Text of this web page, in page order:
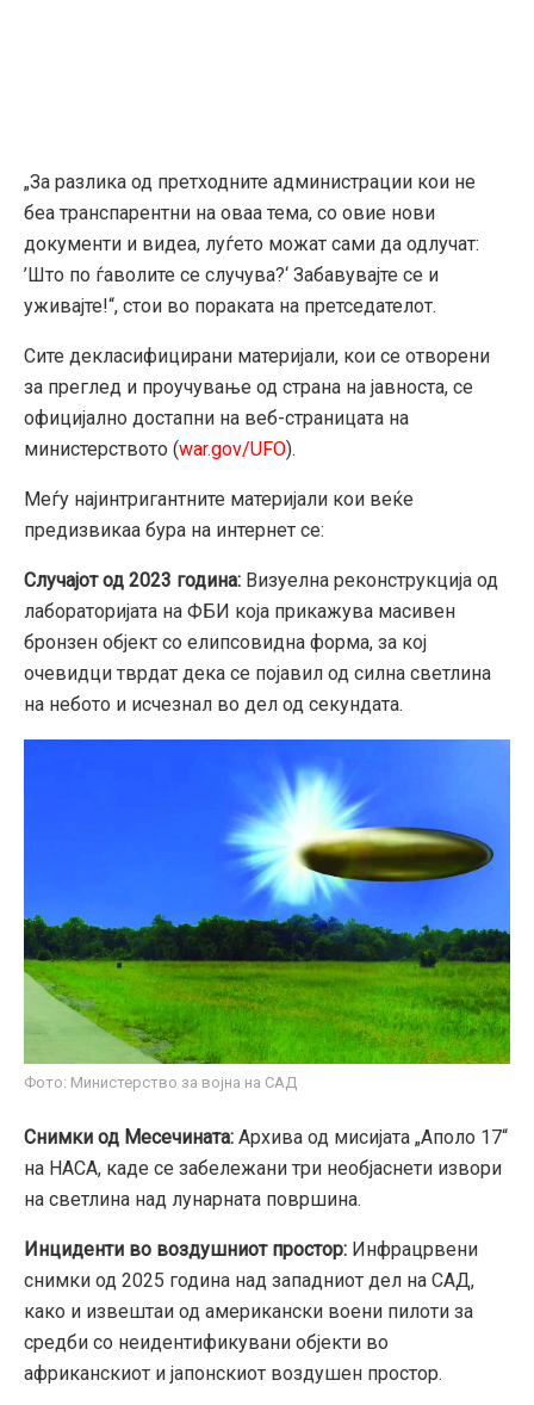
„За разлика од претходните администрации кои не
беа транспарентни на оваа тема, со овие нови
документи и видеа, луѓето можат сами да одлучат:
’Што по ѓаволите се случува?‘ Забавувајте се и
уживајте!“, стои во пораката на претседателот.
Сите декласифицирани материјали, кои се отворени
за преглед и проучување од страна на јавноста, се
официјално достапни на веб-страницата на
министерството (war.gov/UFO).
Меѓу најинтригантните материјали кои веќе
предизвикаа бура на интернет се:
Случајот од 2023 година: Визуелна реконструкција од
лабораторијата на ФБИ која прикажува масивен
бронзен објект со елипсовидна форма, за кој
очевидци тврдат дека се појавил од силна светлина
на небото и исчезнал во дел од секундата.
Фото: Министерство за војна на САД
Снимки од Месечината: Архива од мисијата „Аполо 17“
на НАСА, каде се забележани три необјаснети извори
на светлина над лунарната површина.
Инциденти во воздушниот простор: Инфрацрвени
снимки од 2025 година над западниот дел на САД,
како и извештаи од американски воени пилоти за
средби со неидентификувани објекти во
африканскиот и јапонскиот воздушен простор.